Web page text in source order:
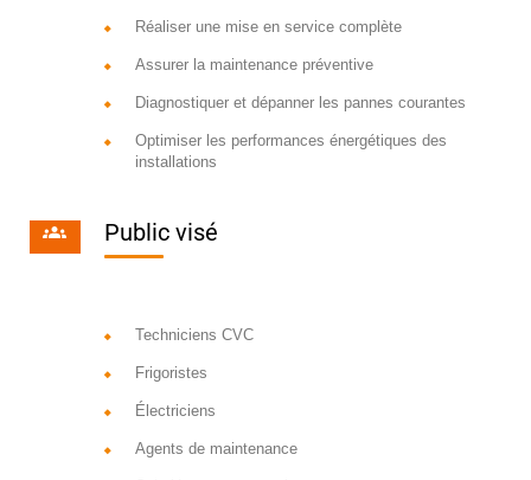
Réaliser une mise en service complète
Assurer la maintenance préventive
Diagnostiquer et dépanner les pannes courantes
Optimiser les performances énergétiques des
installations
Public visé
Techniciens CVC
Frigoristes
Électriciens
Agents de maintenance